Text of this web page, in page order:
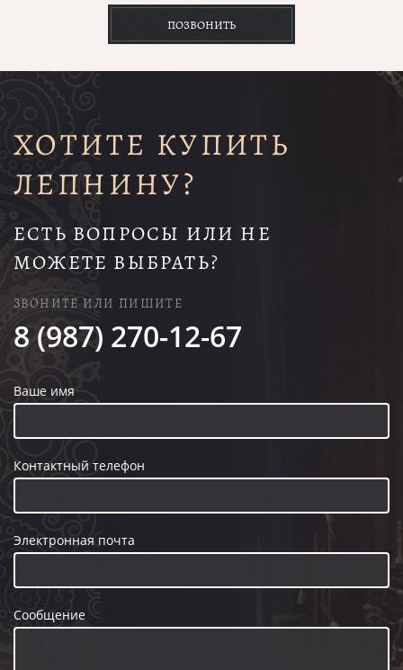
ПОЗВОНИТЬ
ХОТИТЕ КУПИТЬ
ЛЕПНИНУ?
ЕСТЬ ВОПРОСЫ ИЛИ НЕ
МОЖЕТЕ ВЫБРАТЬ?
ЗВОНИТЕ ИЛИ ПИШИТЕ
8 (987) 270-12-67
Ваше имя
Контактный телефон
Электронная почта
Сообщение